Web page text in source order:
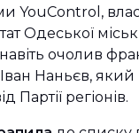
YouControl,
Одеської
очолив
Наньєв, який
Партії регіонів.